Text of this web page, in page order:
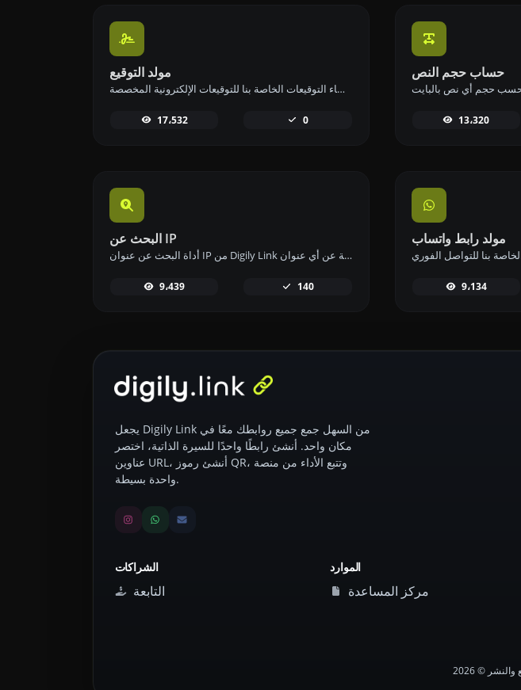
مولد التوقيع
أنشئ توقيعك الخاص وقم بتنزيله بسهولة باستخدام أداة إنشاء التوقيعات الخاصة بنا للتوقيعات الإلكترونية المخصصة.
17،532 0
حساب حجم النص
13،320
البحث عن IP
أداة البحث عن عنوان IP من Digily Link توفر معلومات مفصلة عن أي عنوان IP. استخدم هذه الخدمة المجانية عبر الإنترنت للحصول على بيانات شاملة عن IP.
9،439 140
مولد رابط واتساب
9،134
يجعل Digily Link من السهل جمع جميع روابطك معًا في
مكان واحد. أنشئ رابطًا واحدًا للسيرة الذاتية، اختصر
عناوين URL، أنشئ رموز QR، وتتبع الأداء من منصة
واحدة بسيطة.
الشراكات
التابعة
الموارد
مركز المساعدة